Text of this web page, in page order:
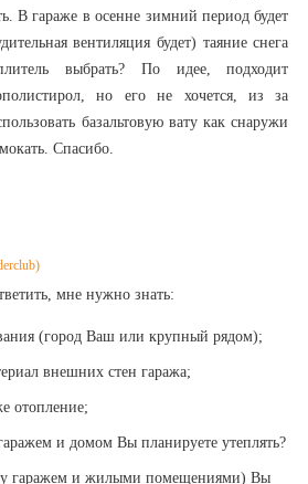
В гараже в осенне зимний период будет
вентиляция будет) таяние снега
выбрать? По идее, подходит
но его не хочется, из за
базальтовую вату как снаружи
Спасибо.
мне нужно знать:
(город Ваш или крупный рядом);
внешних стен гаража;
отопление;
и домом Вы планируете утеплять?
гаражем и жилыми помещениями) Вы